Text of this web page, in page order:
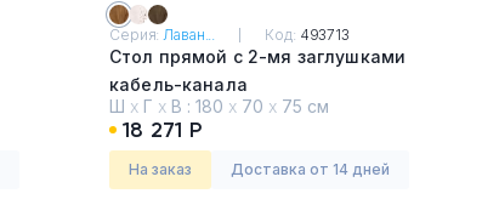
Серия:Лаван... Код: 493713
Стол прямой с 2-мя заглушками
кабель-канала
Таксония медовая
Ш х Г х В : 180 х 70 х 75 см
18 271 Р
На заказ Доставка от 14 дней